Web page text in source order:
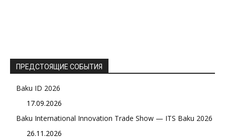
ПРЕДСТОЯЩИЕ СОБЫТИЯ
Baku ID 2026
17.09.2026
Baku International Innovation Trade Show — ITS Baku 2026
26.11.2026